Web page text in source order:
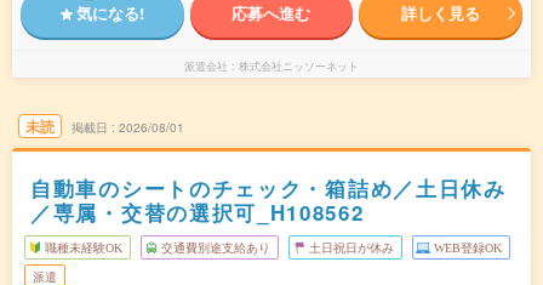
気になる! 応募へ進む 詳しく見る
派遣会社 株式会社ニッソーネット
未読 掲載日 2026/08/01
自動車のシートのチェック・箱詰め／土日休み
／専属・交替の選択可_H108562
職種未経験OK 交通費別途支給あり 土日祝日が休み WEB登録OK
派遣